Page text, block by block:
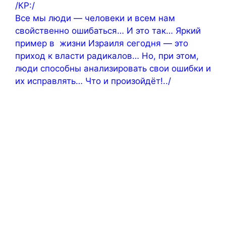
/КР:/
Все мы люди — человеки и всем нам
свойственно ошибаться… И это так… Яркий
пример в жизни Израиля сегодня — это
приход к власти радикалов… Но, при этом,
люди способны анализировать свои ошибки и
их исправлять… Что и произойдёт!../